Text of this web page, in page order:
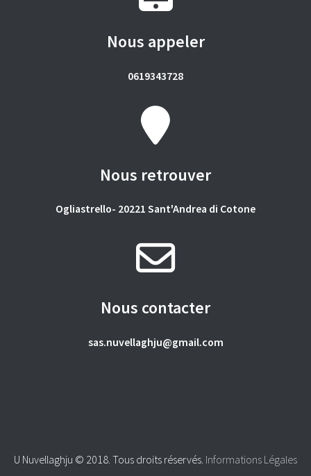
Nous appeler
0619343728
Nous retrouver
Ogliastrello- 20221 Sant'Andrea di Cotone
Nous contacter
sas.nuvellaghju@gmail.com
U Nuvellaghju © 2018. Tous droits réservés. Informations Légales